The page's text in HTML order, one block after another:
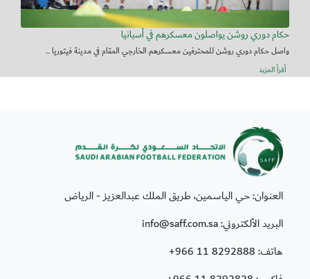
حكام دوري روشن يواصلون معسكرهم في أسبانيا
واصل حكام دوري روشن للمحترفين معسكرهم الخارجي المقام في مدينة فيتوريا ...
أقرأ المزيد
العنوان: حي الياسمين، طريق الملك عبدالعزيز - الرياض
البريد الألكتروني: info@saff.com.sa
هاتف:+966 11 8292888